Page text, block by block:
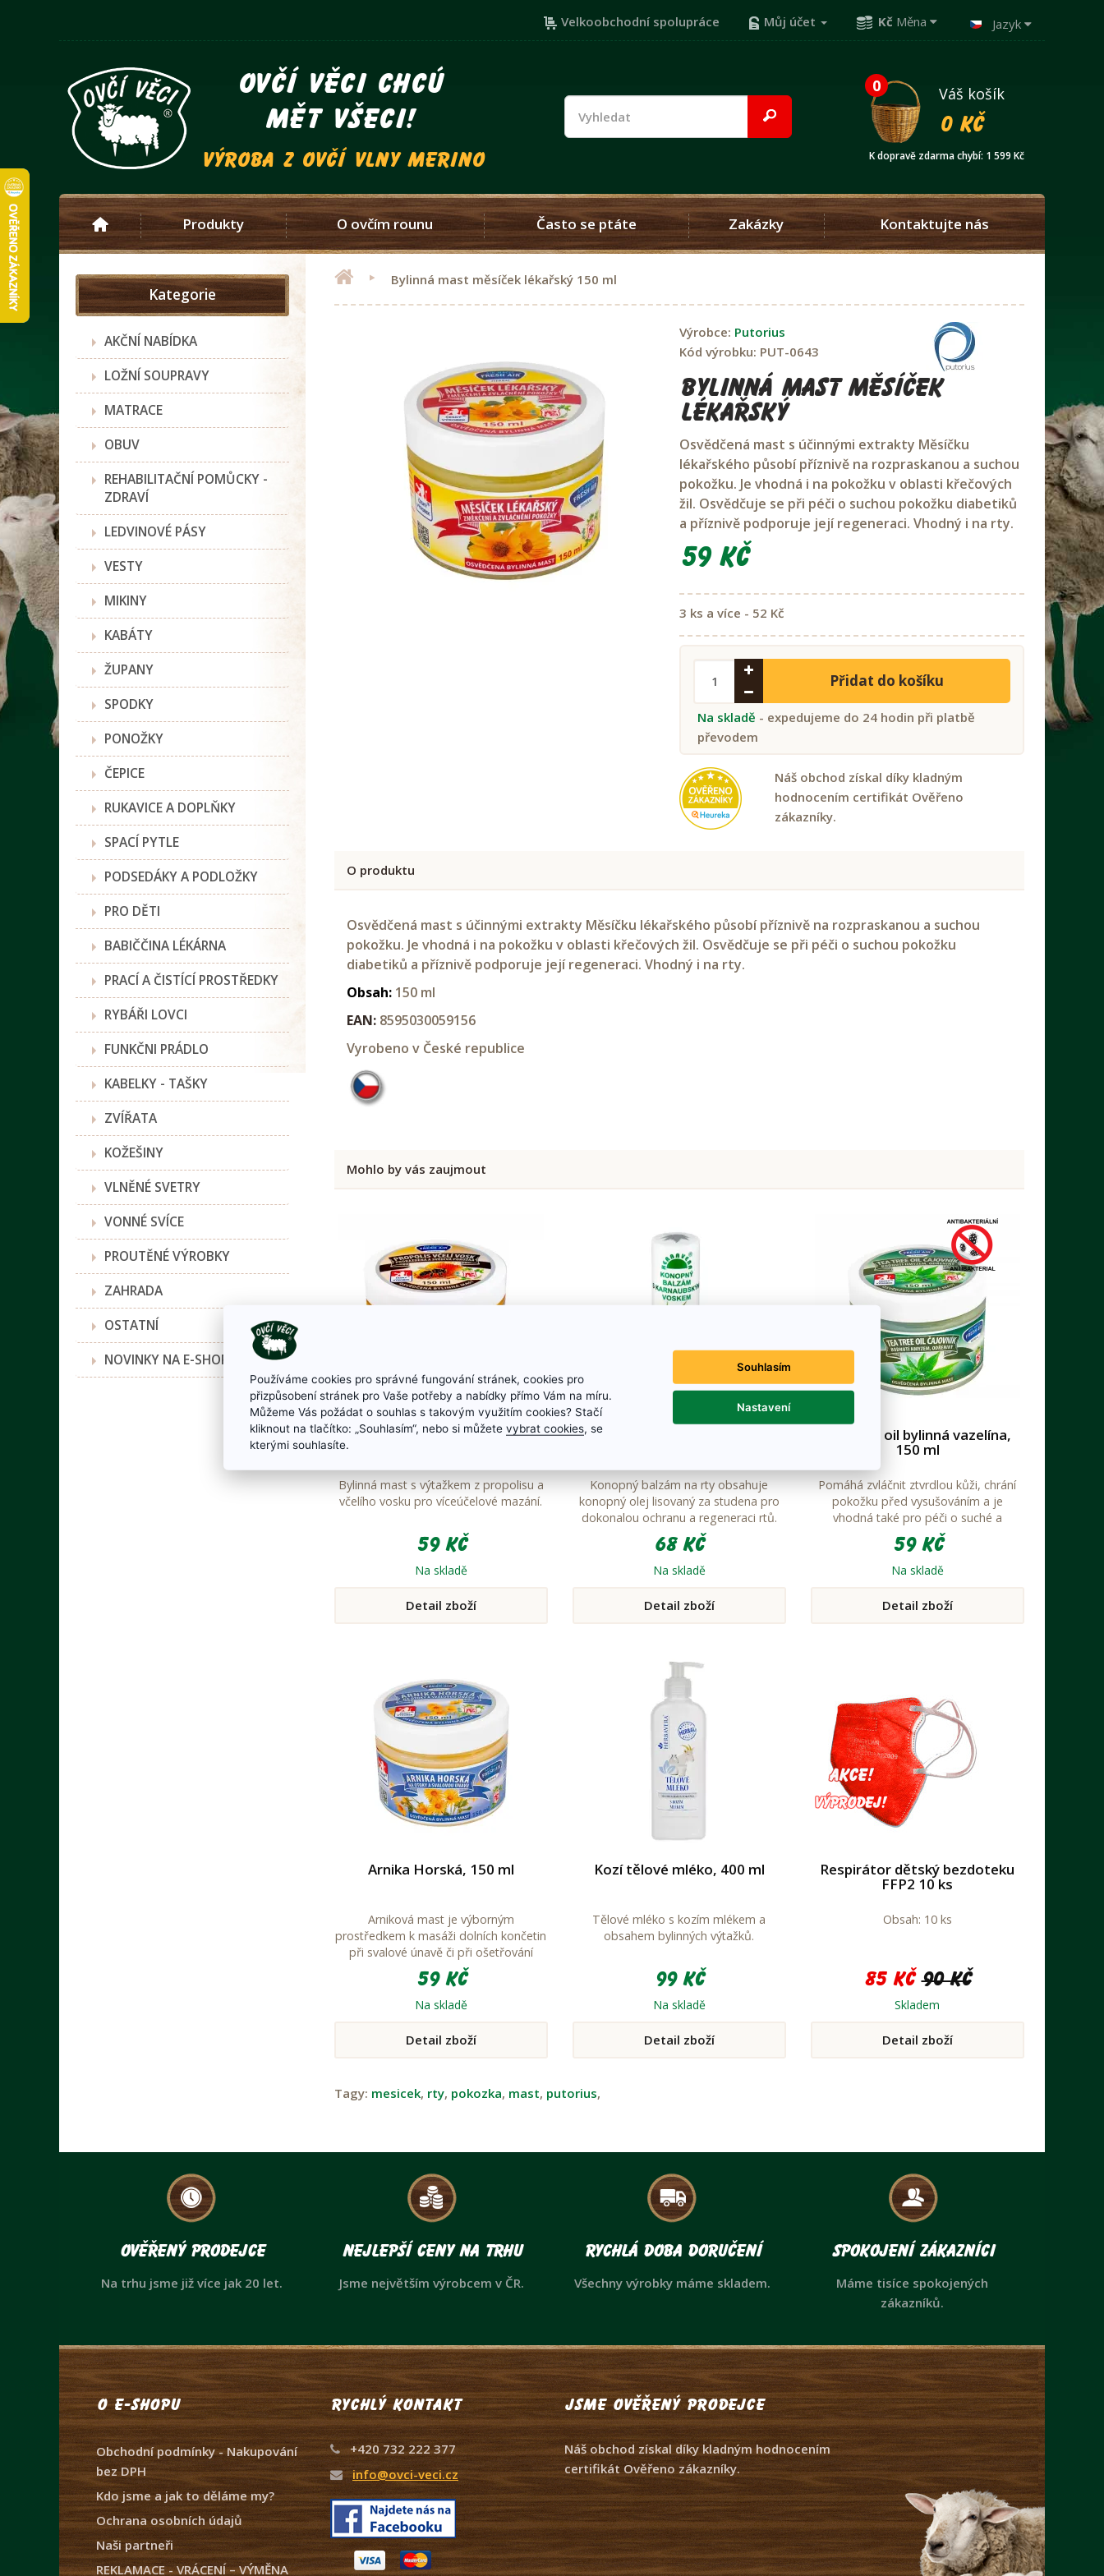
Velkoobchodní spolupráce Můj účet Kč Měna Jazyk
ovčí věci chcú
mět všeci!
výroba z ovčí vlny merino
0
Váš košík
0 Kč
K dopravě zdarma chybí: 1 599 Kč
Produkty O ovčím rounu Často se ptáte Zakázky Kontaktujte nás
Kategorie
AKČNÍ NABÍDKA
LOŽNÍ SOUPRAVY
MATRACE
OBUV
REHABILITAČNÍ POMŮCKY -
ZDRAVÍ
LEDVINOVÉ PÁSY
VESTY
MIKINY
KABÁTY
ŽUPANY
SPODKY
PONOŽKY
ČEPICE
RUKAVICE A DOPLŇKY
SPACÍ PYTLE
PODSEDÁKY A PODLOŽKY
PRO DĚTI
BABIČČINA LÉKÁRNA
PRACÍ A ČISTÍCÍ PROSTŘEDKY
RYBÁŘI LOVCI
FUNKČNI PRÁDLO
KABELKY - TAŠKY
ZVÍŘATA
KOŽEŠINY
VLNĚNÉ SVETRY
VONNÉ SVÍCE
PROUTĚNÉ VÝROBKY
ZAHRADA
OSTATNÍ
NOVINKY NA E-SHOPU
Bylinná mast měsíček lékařský 150 ml
Výrobce: Putorius
Kód výrobku: PUT-0643
Bylinná mast měsíček
lékařský
Osvědčená mast s účinnými extrakty Měsíčku
lékařského působí příznivě na rozpraskanou a suchou
pokožku. Je vhodná i na pokožku v oblasti křečových
žil. Osvědčuje se při péči o suchou pokožku diabetiků
a příznivě podporuje její regeneraci. Vhodný i na rty.
59 Kč
3 ks a více - 52 Kč
Přidat do košíku
Na skladě - expedujeme do 24 hodin při platbě
převodem
Náš obchod získal díky kladným
hodnocením certifikát Ověřeno
zákazníky.
O produktu
Osvědčená mast s účinnými extrakty Měsíčku lékařského působí příznivě na rozpraskanou a suchou
pokožku. Je vhodná i na pokožku v oblasti křečových žil. Osvědčuje se při péči o suchou pokožku
diabetiků a příznivě podporuje její regeneraci. Vhodný i na rty.
Obsah: 150 ml
EAN: 8595030059156
Vyrobeno v České republice
Mohlo by vás zaujmout
Propolisová bylinná mast, 150
Bylinná mast s výtažkem z propolisu a
včelího vosku pro víceúčelové mazání.
59 Kč
Na skladě
Detail zboží
Konopný balzám na rty 4,5 g
Konopný balzám na rty obsahuje
konopný olej lisovaný za studena pro
dokonalou ochranu a regeneraci rtů.
68 Kč
Na skladě
Detail zboží
Tea tree oil bylinná vazelína,
150 ml
Pomáhá zvláčnit ztvrdlou kůži, chrání
pokožku před vysušováním a je
vhodná také pro péči o suché a
popraskané rty.
59 Kč
Na skladě
Detail zboží
Arnika Horská, 150 ml
Arniková mast je výborným
prostředkem k masáži dolních končetin
při svalové únavě či při ošetřování
otoků a křečových žil
59 Kč
Na skladě
Detail zboží
Kozí tělové mléko, 400 ml
Tělové mléko s kozím mlékem a
obsahem bylinných výtažků.
99 Kč
Na skladě
Detail zboží
Respirátor dětský bezdoteku
FFP2 10 ks
Obsah: 10 ks
85 Kč 90 Kč
Skladem
Detail zboží
Tagy: mesicek, rty, pokozka, mast, putorius,
Ověřený prodejce
Na trhu jsme již více jak 20 let.
Nejlepší ceny na trhu
Jsme největším výrobcem v ČR.
Rychlá doba doručení
Všechny výrobky máme skladem.
Spokojení zákazníci
Máme tisíce spokojených
zákazníků.
O e-shopu
Obchodní podmínky - Nakupování
bez DPH
Kdo jsme a jak to děláme my?
Ochrana osobních údajů
Naši partneři
REKLAMACE - VRÁCENÍ – VÝMĚNA
Rychlý kontakt
+420 732 222 377
info@ovci-veci.cz
Jsme ověřený prodejce
Náš obchod získal díky kladným hodnocením
certifikát Ověřeno zákazníky.
Používáme cookies pro správné fungování stránek, cookies pro
přizpůsobení stránek pro Vaše potřeby a nabídky přímo Vám na míru.
Můžeme Vás požádat o souhlas s takovým využitím cookies? Stačí
kliknout na tlačítko: „Souhlasím“, nebo si můžete vybrat cookies, se
kterými souhlasíte.
Souhlasím
Nastavení